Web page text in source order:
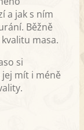
a jak s ním
Běžně
masa.
si
mít i méně